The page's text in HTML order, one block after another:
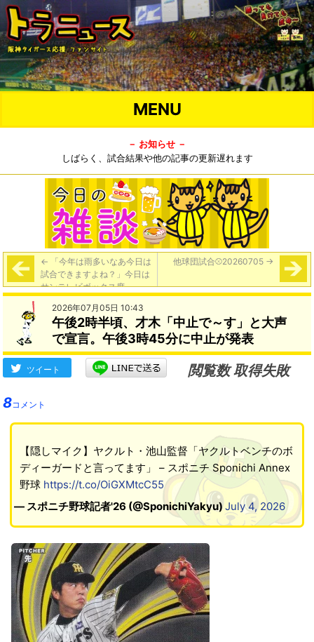
MENU
－ お知らせ －
しばらく、試合結果や他の記事の更新遅れます
← 「今年は雨多いなあ今日は
試合できますよね？」今日は
サンテレビボックス席
他球団試合⚾️20260705 →
2026年07月05日 10:43
午後2時半頃、才木「中止で～す」と大声
で宣言。午後3時45分に中止が発表
ツイート
閲覧数 取得失敗
8コメント
【隠しマイク】ヤクルト・池山監督「ヤクルトベンチのボ
ディーガードと言ってます」 – スポニチ Sponichi Annex
野球 https://t.co/OiGXMtcC55
— スポニチ野球記者'26 (@SponichiYakyu)July 4, 2026